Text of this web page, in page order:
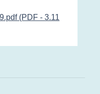
(PDF - 3.11